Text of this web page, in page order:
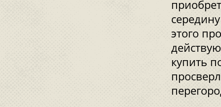
этого
купить